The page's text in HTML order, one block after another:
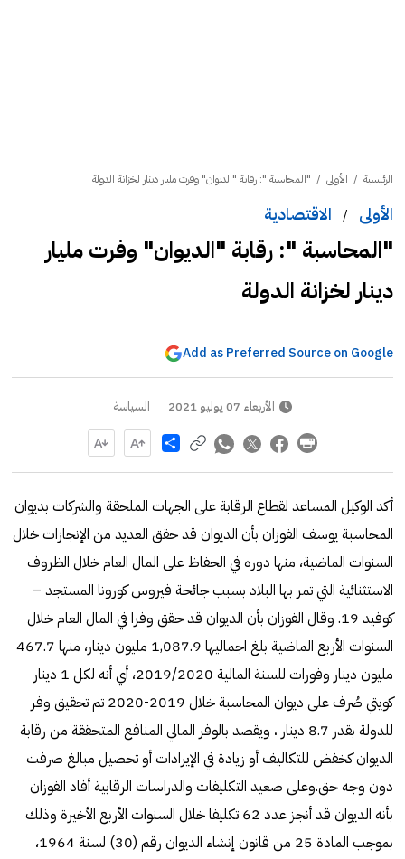
الرئيسية / الأولى / "المحاسبة ": رقابة "الديوان" وفرت مليار دينار لخزانة الدولة
الأولى / الاقتصادية
"المحاسبة ": رقابة "الديوان" وفرت مليار
دينار لخزانة الدولة
Add as Preferred Source on Google
الأربعاء 07 يوليو 2021 السياسة
Share
أكد الوكيل المساعد لقطاع الرقابة على الجهات الملحقة والشركات بديوان
المحاسبة يوسف الفوزان بأن الديوان قد حقق العديد من الإنجازات خلال
السنوات الماضية، منها دوره في الحفاظ على المال العام خلال الظروف
الاستثنائية التي تمر بها البلاد بسبب جائحة فيروس كورونا المستجد –
كوفيد 19. وقال الفوزان بأن الديوان قد حقق وفرا في المال العام خلال
السنوات الأربع الماضية بلغ اجماليها 1,087.9 مليون دينار، منها 467.7
مليون دينار وفورات للسنة المالية 2019/2020، أي أنه لكل 1 دينار
كويتي صُرف على ديوان المحاسبة خلال 2019-2020 تم تحقيق وفر
للدولة بقدر 8.7 دينار ، ويقصد بالوفر المالي المنافع المتحققة من رقابة
الديوان كخفض للتكاليف أو زيادة في الإيرادات أو تحصيل مبالغ صرفت
دون وجه حق.وعلى صعيد التكليفات والدراسات الرقابية أفاد الفوزان
بأنه الديوان قد أنجز عدد 62 تكليفا خلال السنوات الأربع الأخيرة وذلك
بموجب المادة 25 من قانون إنشاء الديوان رقم (30) لسنة 1964،